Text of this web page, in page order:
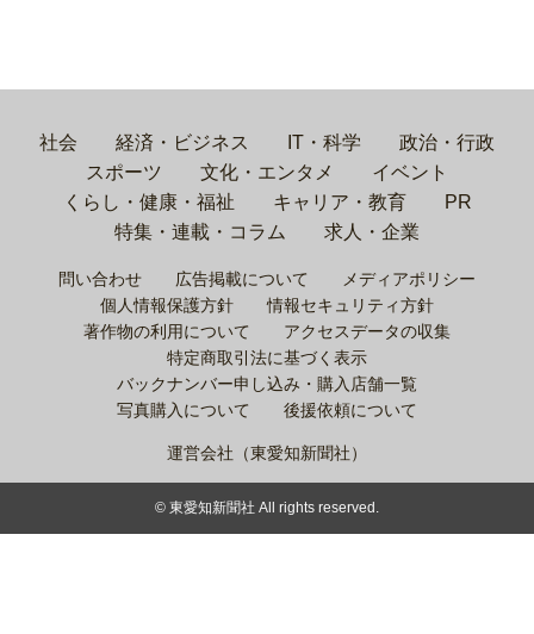
社会 経済・ビジネス IT・科学
政治・行政
スポーツ
文化・エンタメ
イベント
くらし・健康・福祉
キャリア・教育
PR
特集・連載・コラム
求人・企業
問い合わせ 広告掲載について
メディアポリシー
個人情報保護方針
情報セキュリティ方針
著作物の利用について
アクセスデータの収集
特定商取引法に基づく表示
バックナンバー申し込み・購入店舗一覧
写真購入について
後援依頼について
運営会社（東愛知新聞社）
© 東愛知新聞社 All rights reserved.